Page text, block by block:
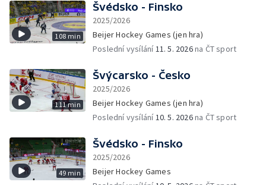
108 min
Švédsko - Finsko
2025/2026
Beijer Hockey Games (jen hra)
Poslední vysílání11. 5. 2026na ČT sport
111 min
Švýcarsko - Česko
2025/2026
Beijer Hockey Games (jen hra)
Poslední vysílání10. 5. 2026na ČT sport
49 min
Švédsko - Finsko
2025/2026
Beijer Hockey Games